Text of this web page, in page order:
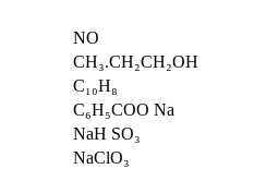
NO
CH₃.CH₂CH₂OH
C₁₀H₈
C₆H₅COO Na
NaH SO₃
NaClO₃